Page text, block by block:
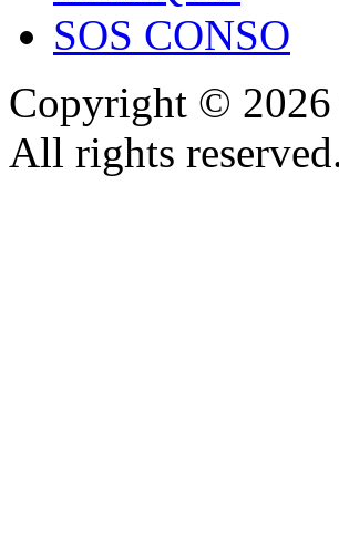
SOS CONSO
Copyright © 2026
All rights